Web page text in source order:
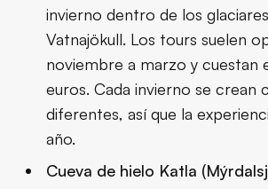
invierno dentro de los
Vatnajökull. Los tours suelen
noviembre a marzo y cuestan
euros. Cada invierno se crean
diferentes, así que la
año.
Cueva de hielo Katla